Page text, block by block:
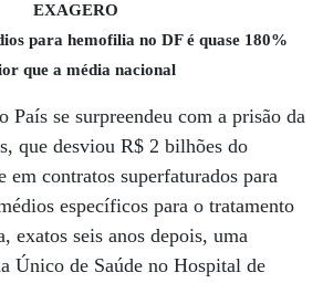
EXAGERO
para hemofilia no DF é quase 180%
que a média nacional
País se surpreendeu com a prisão da
que desviou R$ 2 bilhões do
em contratos superfaturados para
específicos para o tratamento
exatos seis anos depois, uma
Único de Saúde no Hospital de